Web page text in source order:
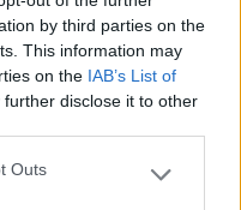
by third parties on the
This information may
on the IAB’s List of
further disclose it to other
one or more Google
Outs
2